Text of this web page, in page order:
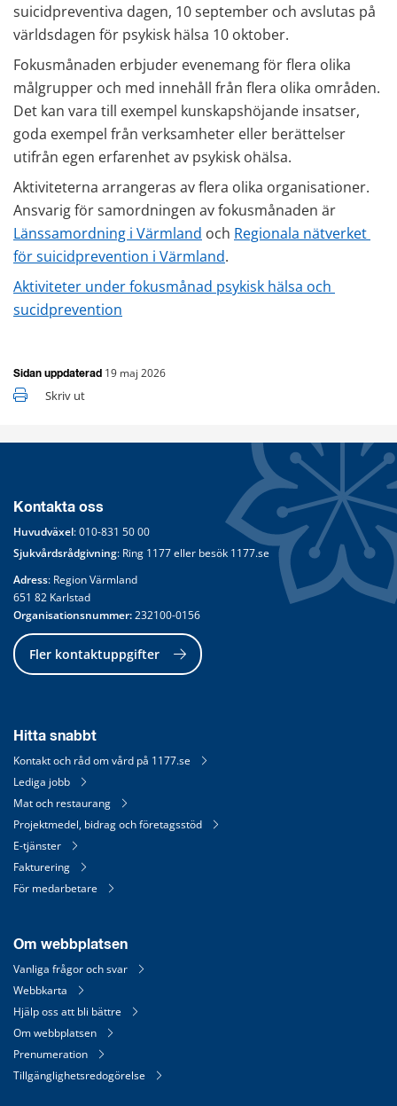
suicidpreventiva dagen, 10 september och avslutas på
världsdagen för psykisk hälsa 10 oktober.
Fokusmånaden erbjuder evenemang för flera olika
målgrupper och med innehåll från flera olika områden.
Det kan vara till exempel kunskapshöjande insatser,
goda exempel från verksamheter eller berättelser
utifrån egen erfarenhet av psykisk ohälsa.
Aktiviteterna arrangeras av flera olika organisationer.
Länssamordning i Värmland och Regionala nätverket
för suicidprevention i Värmland.
Aktiviteter under fokusmånad psykisk hälsa och
sucidprevention
Sidan uppdaterad 19 maj 2026
Skriv ut
Kontakta oss
Huvudväxel: 010-831 50 00
Sjukvårdsrådgivning: Ring 1177 eller besök 1177.se
Adress: Region Värmland
651 82 Karlstad
Organisationsnummer: 232100-0156
Fler kontaktuppgifter
Hitta snabbt
Kontakt och råd om vård på 1177.se
Lediga jobb
Mat och restaurang
Projektmedel, bidrag och företagsstöd
E-tjänster
Fakturering
För medarbetare
Om webbplatsen
Vanliga frågor och svar
Webbkarta
Hjälp oss att bli bättre
Om webbplatsen
Prenumeration
Tillgänglighetsredogörelse